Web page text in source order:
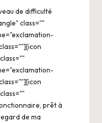
de difficulté
class=""
prêt à
de ma